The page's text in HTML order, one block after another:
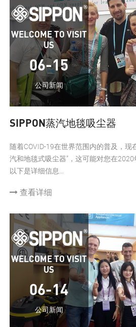
WELCOME TO VISIT
US
06-15
公司新闻
SIPPON蒸汽地毯吸尘器
随着COVID-19在世界范围内的普及，现
汽和地毯式吸尘器”，这可能对您在
以下是详细信息...
查看详细
WELCOME TO VISIT
US
06-14
公司新闻